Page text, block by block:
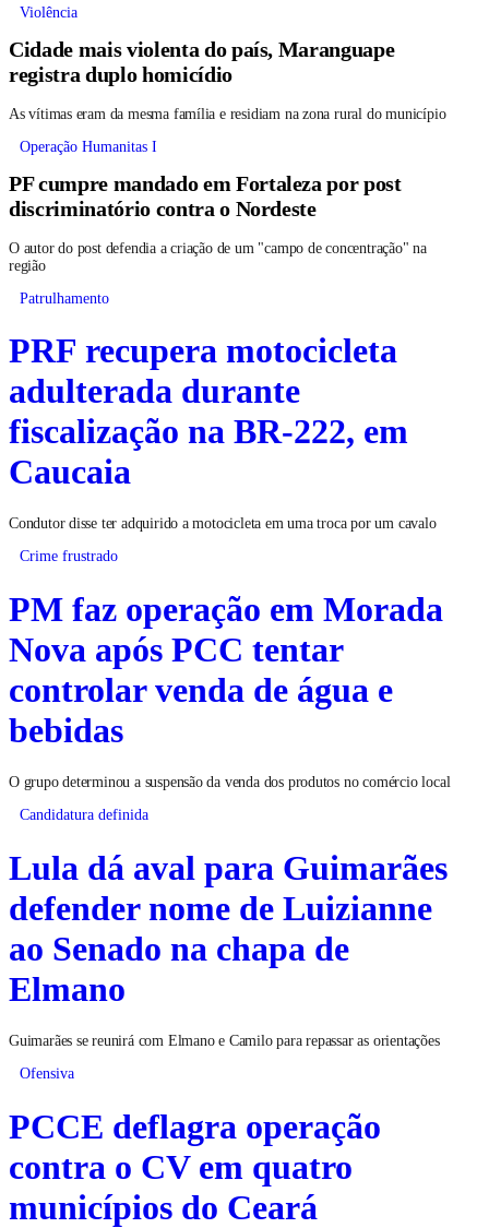
Violência
Cidade mais violenta do país, Maranguape
registra duplo homicídio
As vítimas eram da mesma família e residiam na zona rural do município
Operação Humanitas I
PF cumpre mandado em Fortaleza por post
discriminatório contra o Nordeste
O autor do post defendia a criação de um "campo de concentração" na
região
Patrulhamento
PRF recupera motocicleta
adulterada durante
fiscalização na BR-222, em
Caucaia
Condutor disse ter adquirido a motocicleta em uma troca por um cavalo
Crime frustrado
PM faz operação em Morada
Nova após PCC tentar
controlar venda de água e
bebidas
O grupo determinou a suspensão da venda dos produtos no comércio local
Candidatura definida
Lula dá aval para Guimarães
defender nome de Luizianne
ao Senado na chapa de
Elmano
Guimarães se reunirá com Elmano e Camilo para repassar as orientações
Ofensiva
PCCE deflagra operação
contra o CV em quatro
municípios do Ceará